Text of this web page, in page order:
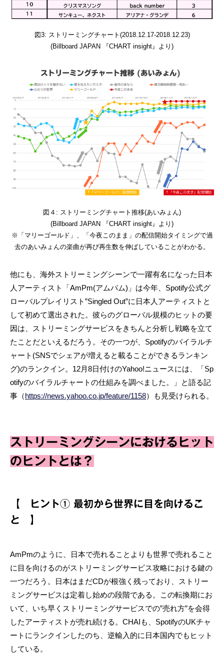
図3: ストリーミングチャート(2018.12.17-2018.12.23)
(Billboard JAPAN 『CHART insight』より)
図４: ストリーミングチャート推移(あいみょん)
(Billboard JAPAN 『CHART insight』より)
※「マリーゴールド」、「今夜このまま」の配信開始タイミングで過
去のあいみょんの楽曲が再び再生数を伸ばしていることがわかる。
他にも、海外ストリーミングシーンで一躍有名になった日本
人アーティスト「AmPm(アムパム)」は今年、Spotify公式グ
ローバルプレイリスト”Singled Out”に日本人アーティストと
して初めて選出された。彼らのグローバル規模のヒットの要
因は、ストリーミングサービスをきちんと分析し戦略を立て
たことだといえるだろう。その一つが、Spotifyのバイラルチ
ャート(SNSでシェアが増えると載ることができるランキン
グ)のランクイン。12月8日付けのYahoo!ニュースには、「Sp
otifyのバイラルチャートの仕組みを調べました。」と語る記
事（https://news.yahoo.co.jp/feature/1158）も見受けられる。
ストリーミングシーンにおけるヒット
のヒントとは？
【 ヒント① 最初から世界に目を向けるこ
と 】
AmPmのように、日本で売れることよりも世界で売れること
に目を向けるのがストリーミングサービス攻略における鍵の
一つだろう。日本はまだCDが根強く残っており、ストリー
ミングサービスは定着し始めの段階である。この転換期にお
いて、いち早くストリーミングサービスでの”売れ方”を会得
したアーティストが売れ続ける。CHAIも、SpotifyのUKチャ
ートにランクインしたのち、逆輸入的に日本国内でもヒット
している。